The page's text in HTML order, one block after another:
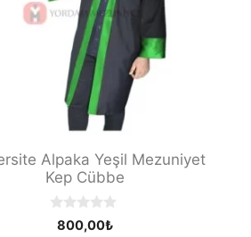
Alpaka Yeşil Mezuniyet
Kep Cübbe
800,00₺